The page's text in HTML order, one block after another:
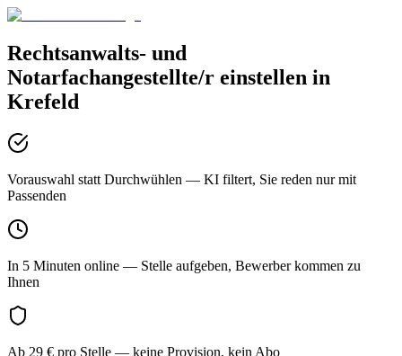
Rechtsanwalts- und
Notarfachangestellte/r einstellen in
Krefeld
Vorauswahl statt Durchwühlen — KI filtert, Sie reden nur mit
Passenden
In 5 Minuten online — Stelle aufgeben, Bewerber kommen zu
Ihnen
Ab 29 € pro Stelle — keine Provision, kein Abo